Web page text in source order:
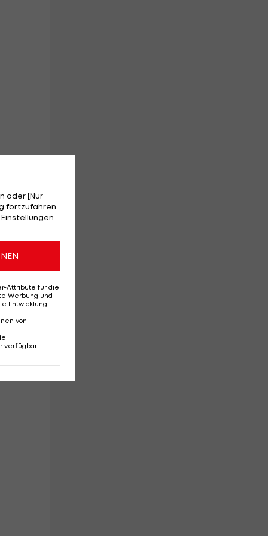
oder [Nur
fortzufahren.
Attribute für die
Werbung und
Entwicklung
von
verfügbar: